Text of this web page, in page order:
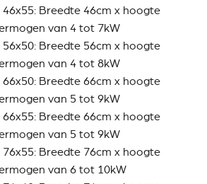
46x55: Breedte 46cm x hoogte
van 4 tot 7kW
56x50: Breedte 56cm x hoogte
van 4 tot 8kW
66x50: Breedte 66cm x hoogte
van 5 tot 9kW
66x55: Breedte 66cm x hoogte
van 5 tot 9kW
76x55: Breedte 76cm x hoogte
van 6 tot 10kW